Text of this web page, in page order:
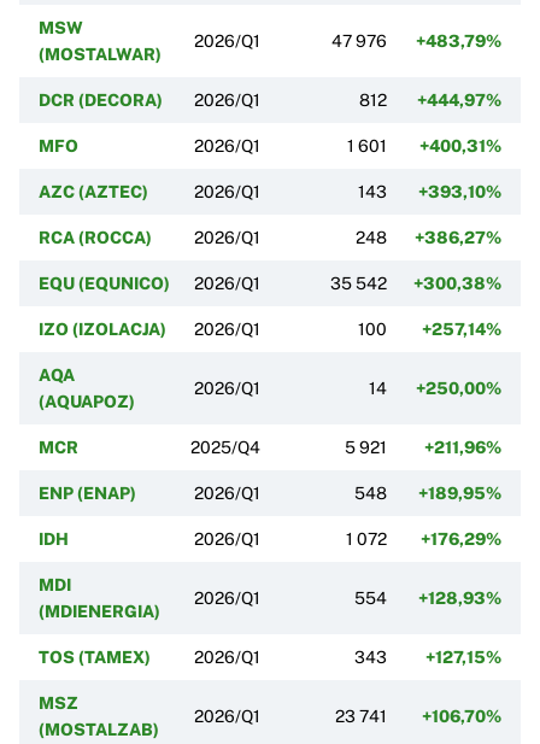
MSW
(MOSTALWAR)
2026/Q1 47 976 +483,79%
DCR (DECORA) 2026/Q1 812 +444,97%
MFO 2026/Q1 1 601 +400,31%
AZC (AZTEC) 2026/Q1 143 +393,10%
RCA (ROCCA) 2026/Q1 248 +386,27%
EQU (EQUNICO) 2026/Q1 35 542 +300,38%
IZO (IZOLACJA) 2026/Q1 100 +257,14%
AQA
(AQUAPOZ)
2026/Q1 14 +250,00%
MCR 2025/Q4 5 921 +211,96%
ENP (ENAP) 2026/Q1 548 +189,95%
IDH 2026/Q1 1 072 +176,29%
MDI
(MDIENERGIA)
2026/Q1 554 +128,93%
TOS (TAMEX) 2026/Q1 343 +127,15%
MSZ
(MOSTALZAB)
2026/Q1 23 741 +106,70%